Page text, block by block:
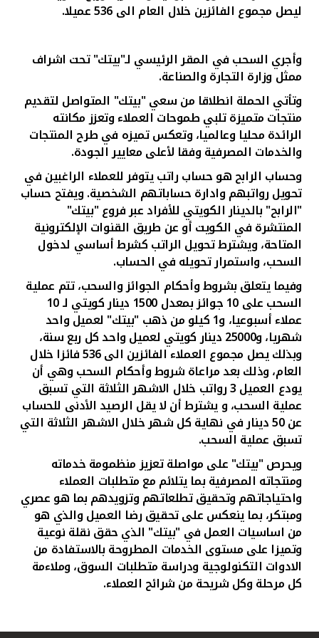
المملكة المتحدة
مملكة البحرين
ليصل مجموع الفائزين خلال العام الى 536 عميلا.
وأجري السحب في المقر الرئيسي لـ"بيتك" تحت اشراف
ممثل وزارة التجارة والصناعة.
وتأتي الحملة انطلاقا من سعي "بيتك" المتواصل لتقديم
منتجات متميزة تلبي طموحات العملاء وتعزز مكانته
الرائدة محليا وعالميا، وتعكس تميزه في طرح المنتجات
والخدمات المصرفية وفقا لأعلى معايير الجودة.
وحساب الرابح هو حساب راتب يتوفر للعملاء الراغبين في
تحويل رواتبهم وادارة حساباتهم الشخصية. ويفتح حساب
"الرابح" بالدينار الكويتي للأفرادعبر فروع "بيتك"
المنتشرة في الكويت أو عن طريق القنوات الإلكترونية
المتاحة، ويشترط تحويل الراتب كشرط أساسي لدخول
السحب، واستمرار تحويله في الحساب.
وفيما يتعلق بشروط وأحكام الجوائز والسحب، تتم عملية
السحب على 10 جوائز بمعدل 1500 دينار كويتي لـ 10
عملاء أسبوعيا، و1 كيلو من ذهب "بيتك" لعميل واحد
شهريا، و25000 دينار كويتي لعميل واحد كل ربع سنة،
وبذلك يصل مجموع العملاء الفائزين الى 536 فائزا خلال
العام، وذلك بعد مراعاة شروط وأحكام السحب وهي أن
يودع العميل 3 رواتب خلال الاشهر الثلاثة التي تسبق
عملية السحب، و يشترط أن لا يقل الرصيد الأدنى للحساب
عن 50 دينار في نهاية كل شهر خلال الاشهر الثلاثة التي
تسبق عملية السحب.
ويحرص "بيتك" على مواصلة تعزيز منظمومة خدماته
ومنتجاته المصرفية بما يتلائم مع متطلبات العملاء
واحتياجاتهم وتحقيق تطلعاتهم وتزويدهم بما هو عصري
ومبتكر، بما ينعكس على تحقيق رضا العميل والذي هو
من اساسيات العمل في "بيتك" الذي حقق نقلة نوعية
وتميزا على مستوى الخدمات المطروحة بالاستفادة من
الادوات التكنولوجية ودراسة متطلبات السوق، وملاءمة
كل مرحلة وكل شريحة من شرائح العملاء.